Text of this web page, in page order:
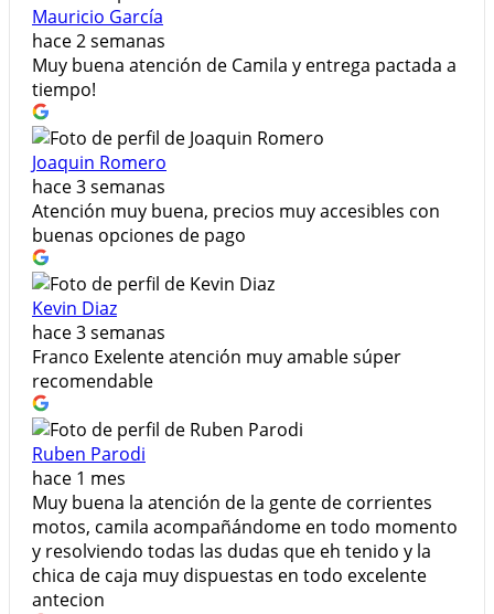
Mauricio García
hace 2 semanas
Muy buena atención de Camila y entrega pactada a
tiempo!
Joaquin Romero
hace 3 semanas
Atención muy buena, precios muy accesibles con
buenas opciones de pago
Kevin Diaz
hace 3 semanas
Franco Exelente atención muy amable súper
recomendable
Ruben Parodi
hace 1 mes
Muy buena la atención de la gente de corrientes
motos, camila acompañándome en todo momento
y resolviendo todas las dudas que eh tenido y la
chica de caja muy dispuestas en todo excelente
antecion